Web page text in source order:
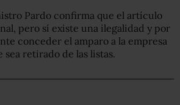
Pardo confirma que el artículo
pero sí existe una ilegalidad y por
conceder el amparo a la empresa
sea retirado de las listas.